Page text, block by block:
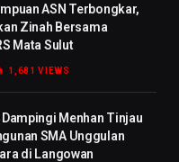
ASN Terbongkar,
Zinah Bersama
Mata Sulut
1,681VIEWS
Menhan Tinjau
SMA Unggulan
di Langowan